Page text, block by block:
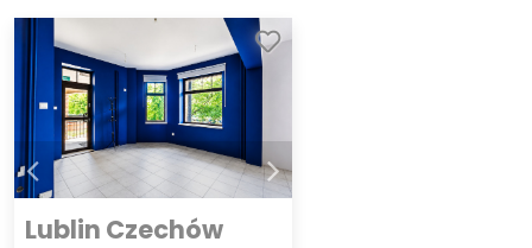
Lublin Czechów